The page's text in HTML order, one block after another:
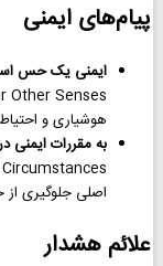
پیام‌های ایمنی
ایمنی یک حس
هوشیاری و
به مقررات ایمنی
اصلی جلوگیری
علائم هشدار